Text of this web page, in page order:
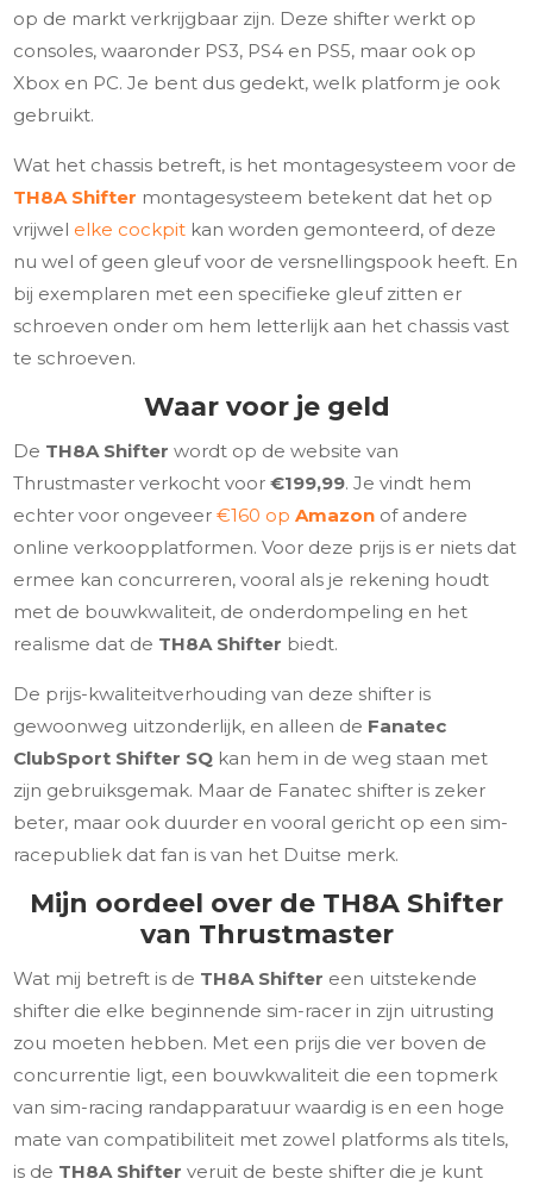
op de markt verkrijgbaar zijn. Deze shifter werkt op
consoles, waaronder PS3, PS4 en PS5, maar ook op
Xbox en PC. Je bent dus gedekt, welk platform je ook
gebruikt.
Wat het chassis betreft, is het montagesysteem voor de
TH8A Shifter montagesysteem betekent dat het op
vrijwel elke cockpit kan worden gemonteerd, of deze
nu wel of geen gleuf voor de versnellingspook heeft. En
bij exemplaren met een specifieke gleuf zitten er
schroeven onder om hem letterlijk aan het chassis vast
te schroeven.
Waar voor je geld
De TH8A Shifterwordt op de website van
Thrustmaster verkocht voor€199,99. Je vindt hem
echter voor ongeveer€160 opAmazon of andere
online verkoopplatformen. Voor deze prijs is er niets dat
ermee kan concurreren, vooral als je rekening houdt
met de bouwkwaliteit, de onderdompeling en het
realisme dat de TH8A Shifter biedt.
De prijs-kwaliteitverhouding van deze shifter is
gewoonweg uitzonderlijk, en alleen de Fanatec
ClubSport Shifter SQ kan hem in de weg staan met
zijn gebruiksgemak. Maar de Fanatec shifter is zeker
beter, maar ook duurder en vooral gericht op een sim-
racepubliek dat fan is van het Duitse merk.
Mijn oordeel over de TH8A Shifter
van Thrustmaster
Wat mij betreft is de TH8A Shifter een uitstekende
shifter die elke beginnende sim-racer in zijn uitrusting
zou moeten hebben. Met een prijs die ver boven de
concurrentie ligt, een bouwkwaliteit die een topmerk
van sim-racing randapparatuur waardig is en een hoge
mate van compatibiliteit met zowel platforms als titels,
is de TH8A Shifterveruit de beste shifter die je kunt